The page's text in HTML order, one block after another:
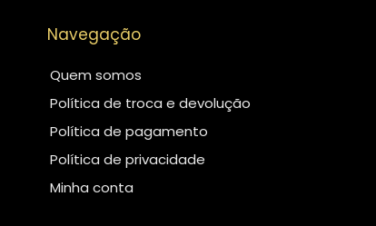
Navegação
Quem somos
Política de troca e devolução
Política de pagamento
Política de privacidade
Minha conta